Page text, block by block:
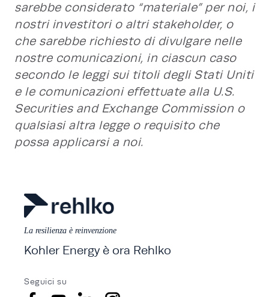
sarebbe considerato “materiale” per noi, i
nostri investitori o altri stakeholder, o
che sarebbe richiesto di divulgare nelle
nostre comunicazioni, in ciascun caso
secondo le leggi sui titoli degli Stati Uniti
e le comunicazioni effettuate alla U.S.
Securities and Exchange Commission o
qualsiasi altra legge o requisito che
possa applicarsi a noi.
La resilienza è reinvenzione
Kohler Energy è ora Rehlko
Seguici su